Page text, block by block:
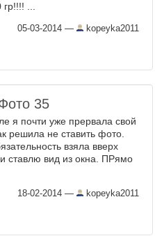
...
05-03-2014 — kopeyka2011
35
я почти уже прервала свой
решила не ставить фото.
взяла вверх
ставлю вид из окна. ПРямо
18-02-2014 — kopeyka2011